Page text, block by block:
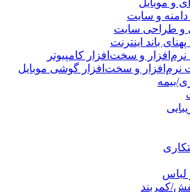
و موبایل
و سایت
و طراحی سایت
باند اینترنت
و سخت‌افزار کامپیوتر
نرم‌افزار و سخت‌افزار گوشی موبایل
بیمه
کمربند